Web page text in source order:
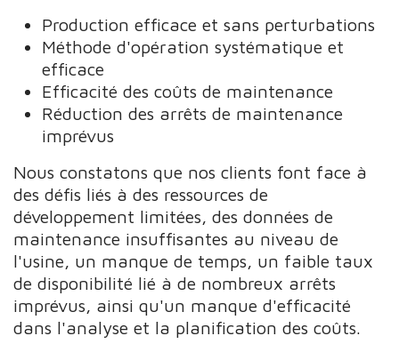
Production efficace et sans perturbations
Méthode d'opération systématique et
efficace
Efficacité des coûts de maintenance
Réduction des arrêts de maintenance
imprévus
Nous constatons que nos clients font face à
des défis liés à des ressources de
développement limitées, des données de
maintenance insuffisantes au niveau de
l'usine, un manque de temps, un faible taux
de disponibilité lié à de nombreux arrêts
imprévus, ainsi qu'un manque d'efficacité
dans l'analyse et la planification des coûts.